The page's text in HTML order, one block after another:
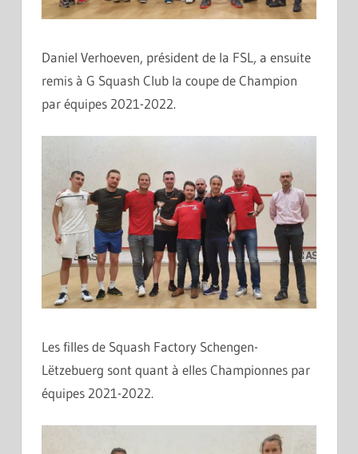
Daniel Verhoeven, président de la FSL, a ensuite
remis à G Squash Club la coupe de Champion
par équipes 2021-2022.
Les filles de Squash Factory Schengen-
Lëtzebuerg sont quant à elles Championnes par
équipes 2021-2022.